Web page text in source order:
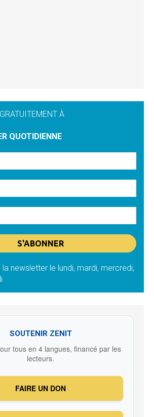
À
QUOTIDIENNE
newsletter le lundi, mardi, mercredi,
SOUTENIR ZENIT
tous en 4 langues, financé par les
lecteurs.
FAIRE UN DON